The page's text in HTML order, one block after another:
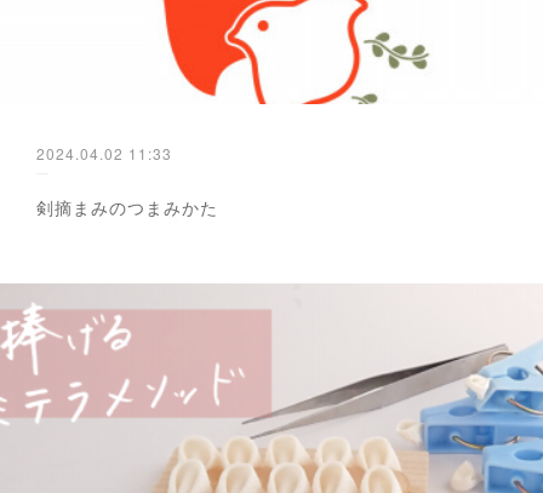
2024.04.02 11:33
剣摘まみのつまみかた